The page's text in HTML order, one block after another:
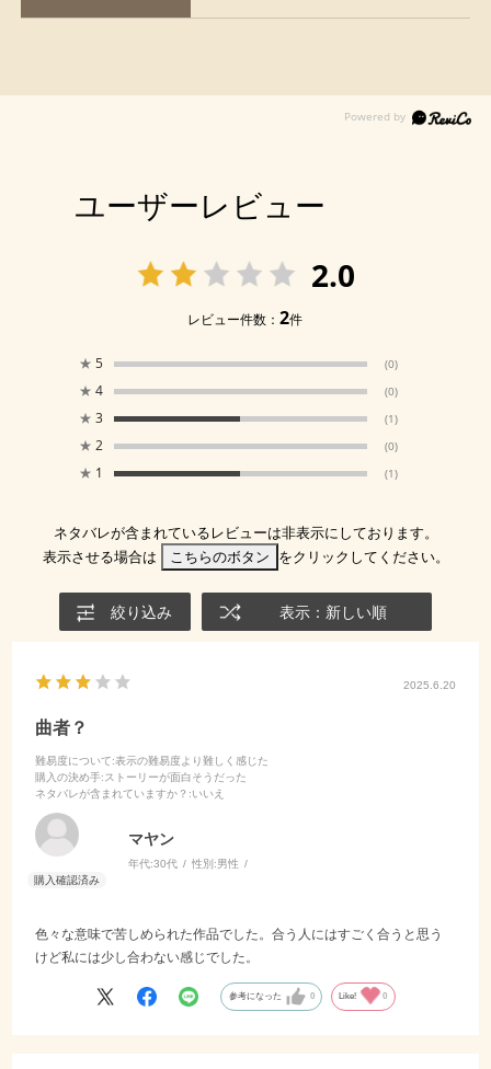
ユーザーレビュー
2.0
レビュー件数：2件
★ 5 (0)
★ 4 (0)
★ 3 (1)
★ 2 (0)
★ 1 (1)
ネタバレが含まれているレビューは非表示にしております。
表示させる場合は
こちらのボタン をクリックしてください。
絞り込み 表示：新しい順
2025.6.20
曲者？
難易度について:表示の難易度より難しく感じた
購入の決め手:ストーリーが面白そうだった
ネタバレが含まれていますか？ :いいえ
マヤン
年代:30代 性別:男性
色々な意味で苦しめられた作品でした。合う人にはすごく合うと思う
けど私には少し合わない感じでした。
参考になった 0 Like! 0